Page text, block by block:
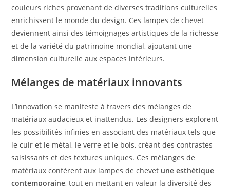
couleurs riches provenant de diverses traditions culturelles
enrichissent le monde du design. Ces lampes de chevet
deviennent ainsi des témoignages artistiques de la richesse
et de la variété du patrimoine mondial, ajoutant une
dimension culturelle aux espaces intérieurs.
Mélanges de matériaux innovants
L’innovation se manifeste à travers des mélanges de
matériaux audacieux et inattendus. Les designers explorent
les possibilités infinies en associant des matériaux tels que
le cuir et le métal, le verre et le bois, créant des contrastes
saisissants et des textures uniques. Ces mélanges de
matériaux confèrent aux lampes de chevet une esthétique
contemporaine, tout en mettant en valeur la diversité des